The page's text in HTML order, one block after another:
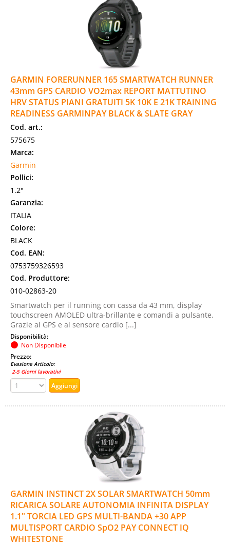
GARMIN FORERUNNER 165 SMARTWATCH RUNNER
43mm GPS CARDIO VO2max REPORT MATTUTINO
HRV STATUS PIANI GRATUITI 5K 10K E 21K TRAINING
READINESS GARMINPAY BLACK & SLATE GRAY
Cod. art.:
575675
Marca:
Garmin
Pollici:
1.2"
Garanzia:
ITALIA
Colore:
BLACK
Cod. EAN:
0753759326593
Cod. Produttore:
010-02863-20
Smartwatch per il running con cassa da 43 mm, display
touchscreen AMOLED ultra-brillante e comandi a pulsante.
Grazie al GPS e al sensore cardio [...]
Disponibilità:
Non Disponibile
Prezzo:
Evasione Articolo:
2-5 Giorni lavorativi
GARMIN INSTINCT 2X SOLAR SMARTWATCH 50mm
RICARICA SOLARE AUTONOMIA INFINITA DISPLAY
1.1" TORCIA LED GPS MULTI-BANDA +30 APP
MULTISPORT CARDIO SpO2 PAY CONNECT IQ
WHITESTONE